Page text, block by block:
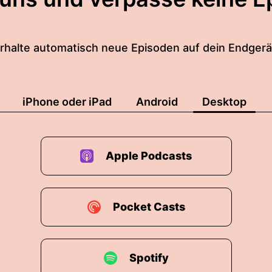
automatisch neue Episoden auf dein
iPhone oder iPad Android Desktop
Apple Podcasts
Pocket Casts
Spotify